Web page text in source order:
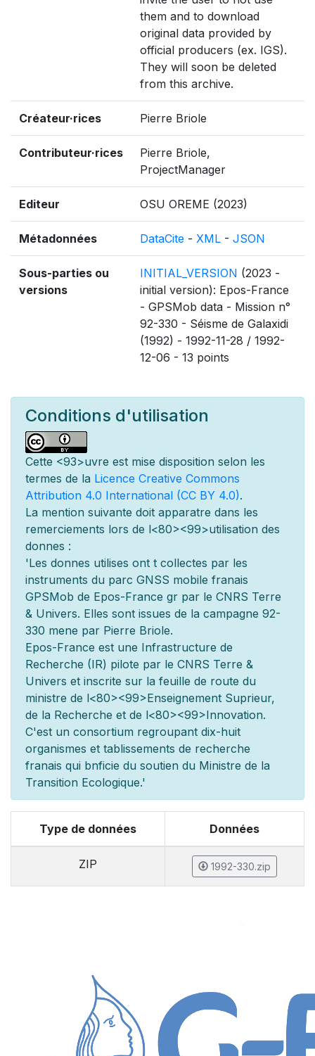
them and to download
original data provided by
official producers (ex. IGS).
They will soon be deleted
from this archive.
Créateur·rices Pierre Briole
Contributeur·rices
Pierre Briole,
ProjectManager
Editeur OSU OREME (2023)
Métadonnées DataCite - XML - JSON
Sous-parties ou
versions
INITIAL_VERSION (2023 -
initial version): Epos-France
- GPSMob data - Mission n°
92-330 - Séisme de Galaxidi
(1992) - 1992-11-28 / 1992-
12-06 - 13 points
Conditions d'utilisation
Cette <93>uvre est mise disposition selon les
termes de la Licence Creative Commons
Attribution 4.0 International (CC BY 4.0).
La mention suivante doit apparatre dans les
remerciements lors de l<80><99>utilisation des
donnes :
'Les donnes utilises ont t collectes par les
instruments du parc GNSS mobile franais
GPSMob de Epos-France gr par le CNRS Terre
& Univers. Elles sont issues de la campagne 92-
330 mene par Pierre Briole.
Epos-France est une Infrastructure de
Recherche (IR) pilote par le CNRS Terre &
Univers et inscrite sur la feuille de route du
ministre de l<80><99>Enseignement Suprieur,
de la Recherche et de l<80><99>Innovation.
C'est un consortium regroupant dix-huit
organismes et tablissements de recherche
franais qui bnficie du soutien du Ministre de la
Transition Ecologique.'
Type de données Données
ZIP 1992-330.zip